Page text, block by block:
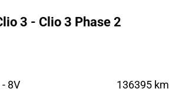
3 - Clio 3 Phase 2
8V
136395 km